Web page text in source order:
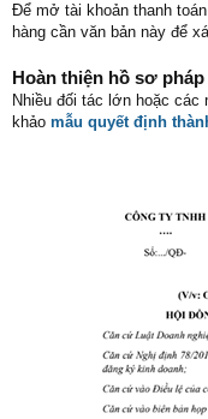
Để mở tài khoản thanh
hàng cần văn bản này để
Hoàn thiện hồ sơ
Nhiều đối tác lớn hoặc
khảo mẫu quyết định